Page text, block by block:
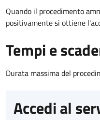
Quando il procedimento
positivamente si ottiene
Tempi e
Durata massima del
Accedi al